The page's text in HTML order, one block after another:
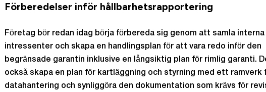
Förberedelser inför hållbarhetsrapportering
Företag bör redan idag börja förbereda sig genom att samla interna
intressenter och skapa en handlingsplan för att vara redo inför den
begränsade garantin inklusive en långsiktig plan för rimlig garanti.
också skapa en plan för kartläggning och styrning med ett ramverk
datahantering och synliggöra den dokumentation som krävs för